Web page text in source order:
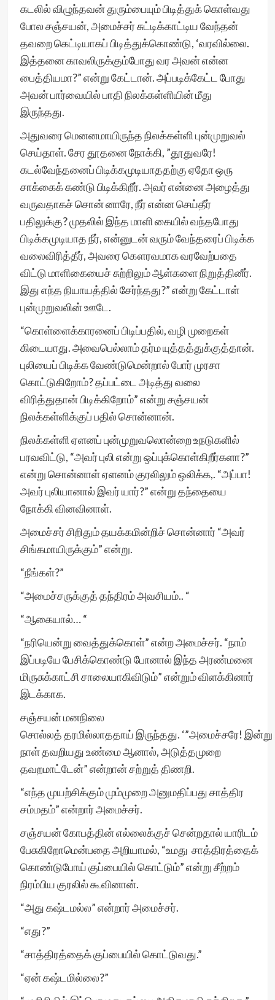
கடலில் விழுந்தவன் துரும்பையும் பிடித்துக் கொள்வது
போல சஞ்சயன், அமைச்சர் சுட்டிக்காட்டிய வேந்தன்
தவறை கெட்டியாகப் பிடித்துக்கொண்டு, ‘வரவில்லை.
இத்தனை காவலிருக்கும்போது வர அவன் என்ன
பைத்தியமா?” என்று கேட்டான். அப்படிக்கேட்ட போது
அவன் பார்வையில் பாதி நிலக்கள்ளியின் மீது
இருந்தது.
அதுவரை மெனனமாயிருந்த நிலக்கள்ளி புன்முறுவல்
செய்தாள். சேர தூதனை நோக்கி, ”தூதுவரே!
கடல்வேந்தனைப் பிடிக்கமுடியாததற்கு ஏதோ ஒரு
சாக்கைக் கண்டு பிடிக்கிறீர். அவர் என்னை அழைத்து
வருவதாகச் சொன் னாரே, நீர் என்ன செய்தீர்
பதிலுக்கு? முதலில் இந்த மாளி கையில் வந்தபோது
பிடிக்கமுடியாத நீர், என்னுடன் வரும் வேந்தரைப் பிடிக்க
வலைவிரித்தீர், அவரை கௌரவமாக வரவேற்பதை
விட்டு மாளிகையைச் சுற்றிலும் ஆள்களை நிறுத்தினீர்.
இது எந்த நியாயத்தில் சேர்ந்தது?” என்று கேட்டாள்
புன்முறுவலின் ஊடே.
“கொள்ளைக்காரனைப் பிடிப்பதில், வழி முறைகள்
கிடையாது. அவைபெல்லாம் தர்ம யுத்தத்துக்குத்தான்.
புலியைப் பிடிக்க வேண்டுமென்றால் போர் முரசா
கொட்டுகிறோம்? தப்பட்டை அடித்து வலை
விரித்துதான் பிடிக்கிறோம்” என்று சஞ்சயன்
நிலக்கள்ளிக்குப் பதில் சொன்னான்.
நிலக்கள்ளி ஏளனப் புன்முறுவலொன்றை உநடுகளில்
பரவவிட்டு, “அவர் புலி என்று ஒப்புக்கொள்கிறீர்களா?”
என்று சொன்னாள் ஏளனம் குரலிலும் ஒலிக்க,. “அப்பா!
அவர் புலியானால் இவர் யார்?” என்று தந்தையை
நோக்கி வினவினாள்.
அமைச்சர் சிறிதும் தயக்கமின்றிச் சொன்னார் “அவர்
சிங்கமாயிருக்கும்” என்று.
“நீங்கள்?”
“அமைச்சருக்குத் தந்திரம் அவசியம்.. “
“ஆகையால்… “
“நரியென்று வைத்துக்கொள்” என்ற அமைச்சர். “நாம்
இப்படியே பேசிக்கொண்டு போனால் இந்த அரண்மனை
மிருசுக்காட்சி சாலையாகிவிடும்” என்றும் விளக்கினார்
இடக்காக.
சஞ்சயன் மனநிலை
சொல்லத் தரமில்லாததாய் இருந்தது. ‘”அமைச்சரே! இன்று
நாள் தவறியது உண்மை ஆனால், அடுத்தமுறை
தவறமாட்டேன்” என்றான் சற்றுத் திணறி.
“எந்த முயற்சிக்கும் மும்முறை அனுமதிப்பது சாத்திர
சம்மதம்” என்றார் அமைச்சர்.
சஞ்சயன் கோபத்தின் எல்லைக்குச் சென்றதால் யாரிடம்
பேசுகிறோமென்பதை அறியாமல், “உமது சாத்திரத்தைக்
கொண்டுபோய் குப்பையில் கொட்டும்” என்று சீற்றம்
நிரம்பிய குரலில் கூவினான்.
“அது கஷ்டமல்ல” என்றார் அமைச்சர்.
“எது?”
“சாத்திரத்தைக் குப்பையில் கொட்டுவது.”
“ஏன் கஷ்டமில்லை?”